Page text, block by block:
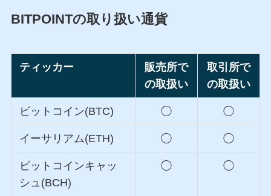
BITPOINTの取り扱い通貨
ティッカー
販売所で
の取扱い
取引所で
の取扱い
ビットコイン(BTC) ◯ ◯
イーサリアム(ETH) ◯ ◯
ビットコインキャッ
シュ(BCH)
◯ ◯